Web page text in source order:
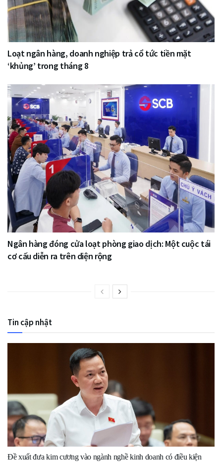
Loạt ngân hàng, doanh nghiệp trả cổ tức tiền mặt
‘khủng’ trong tháng 8
Ngân hàng đóng cửa loạt phòng giao dịch: Một cuộc tái
cơ cấu diễn ra trên diện rộng
Tin cập nhật
Đề xuất đưa kim cương vào ngành nghề kinh doanh có điều kiện